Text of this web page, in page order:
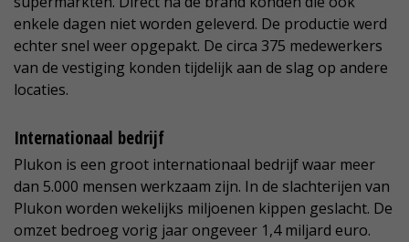
enkele dagen niet worden geleverd. De productie werd
echter snel weer opgepakt. De circa 375 medewerkers
van de vestiging konden tijdelijk aan de slag op andere
locaties.
Internationaal bedrijf
Plukon is een groot internationaal bedrijf waar meer
dan 5.000 mensen werkzaam zijn. In de slachterijen van
Plukon worden wekelijks miljoenen kippen geslacht. De
omzet bedroeg vorig jaar ongeveer 1,4 miljard euro.